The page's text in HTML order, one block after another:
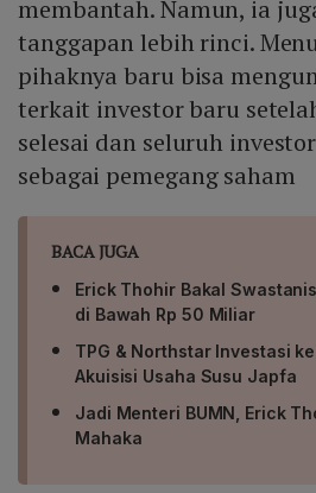
membantah. Namun, ia
tanggapan lebih rinci.
pihaknya baru bisa
terkait investor baru
selesai dan seluruh
sebagai pemegang saham
BACA JUGA
Erick Thohir Bakal
di Bawah Rp 50 Miliar
TPG & Northstar Investasi
Akuisisi Usaha Susu Japfa
Jadi Menteri BUMN, Erick
Mahaka